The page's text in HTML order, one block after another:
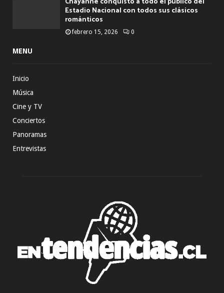
Estadio Nacional con todos sus clásicos
románticos
febrero 15, 2026 0
MENU
Inicio
Música
Cine y TV
Conciertos
Panoramas
Entrevistas